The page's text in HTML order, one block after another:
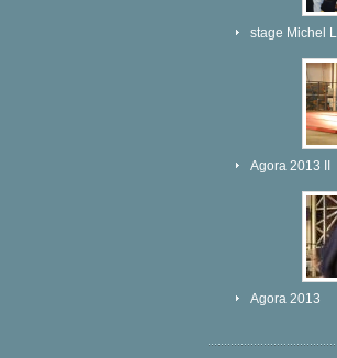
stage Michel
Agora 2013 II
Agora 2013